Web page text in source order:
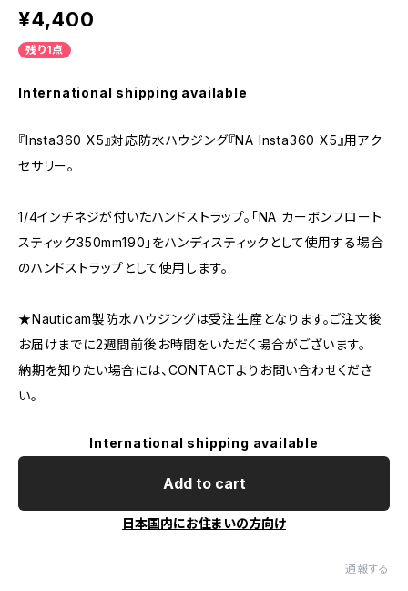
¥4,400
残り1点
International shipping available
『Insta360 X5』対応防水ハウジング『NA Insta360 X5』用アク
セサリー。
1/4インチネジが付いたハンドストラップ。「NA カーボンフロート
スティック350mm190」をハンディスティックとして使用する場合
のハンドストラップとして使用します。
★Nauticam製防水ハウジングは受注生産となります。ご注文後
お届けまでに2週間前後お時間をいただく場合がございます。
納期を知りたい場合には、CONTACTよりお問い合わせくださ
い。
International shipping available
Add to cart
日本国内にお住まいの方向け
通報する